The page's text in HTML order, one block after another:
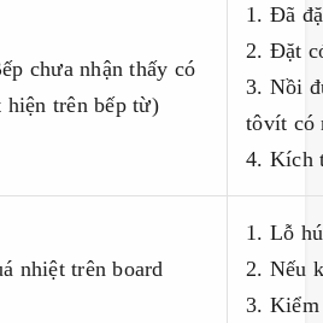
chưa nhận thấy có
trên bếp từ)
1. Đã
2. Đặt
3. Nồi
tôvít có
4. Kích
nhiệt trên board
1. Lỗ
2. Nếu
3. Kiểm